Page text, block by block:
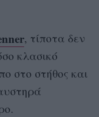
, τίποτα δεν
κλασικό
στο στήθος και